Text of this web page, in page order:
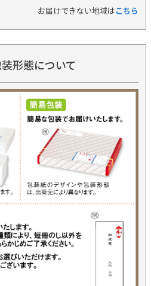
お届けできない地域はこちら
形態について